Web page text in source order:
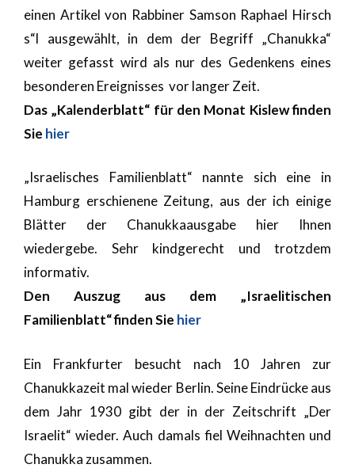
einen Artikel von Rabbiner Samson Raphael Hirsch
s“l ausgewählt, in dem der Begriff „Chanukka“
weiter gefasst wird als nur des Gedenkens eines
besonderen Ereignisses vor langer Zeit.
Das „Kalenderblatt“ für den Monat Kislew finden
Sie hier
„Israelisches Familienblatt“ nannte sich eine in
Hamburg erschienene Zeitung, aus der ich einige
Blätter der Chanukkaausgabe hier Ihnen
wiedergebe. Sehr kindgerecht und trotzdem
informativ.
Den Auszug aus dem „Israelitischen
Familienblatt“ finden Sie hier
Ein Frankfurter besucht nach 10 Jahren zur
Chanukkazeit mal wieder Berlin. Seine Eindrücke aus
dem Jahr 1930 gibt der in der Zeitschrift „Der
Israelit“ wieder. Auch damals fiel Weihnachten und
Chanukka zusammen.